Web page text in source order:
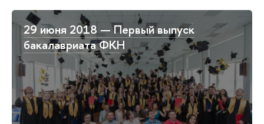
29 июня 2018 — Первый выпуск
бакалавриата ФКН